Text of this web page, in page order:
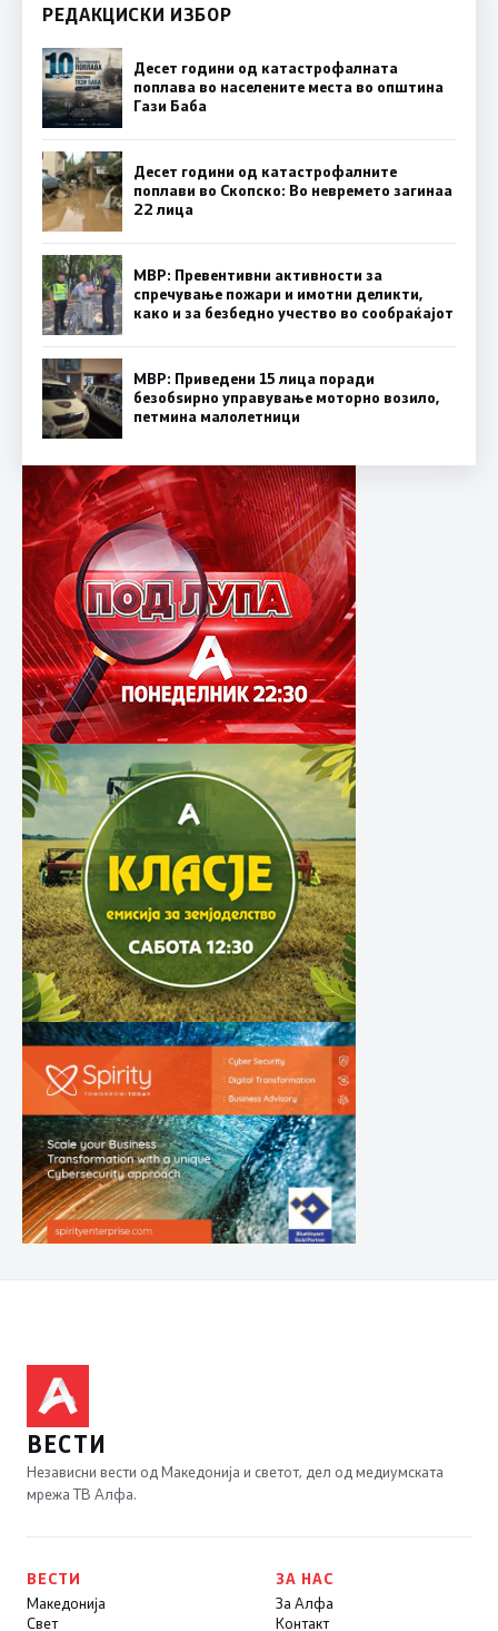
РЕДАКЦИСКИ ИЗБОР
Десет години од катастрофалната
поплава во населените места во општина
Гази Баба
Десет години од катастрофалните
поплави во Скопско: Во невремето загинаа
22 лица
МВР: Превентивни активности за
спречување пожари и имотни деликти,
како и за безбедно учество во сообраќајот
МВР: Приведени 15 лица поради
безобѕирно управување моторно возило,
петмина малолетници
ВЕСТИ
Независни вести од Македонија и светот, дел од медиумската
мрежа ТВ Алфа.
ВЕСТИ
Македонија
Свет
ЗА НАС
За Алфа
Контакт